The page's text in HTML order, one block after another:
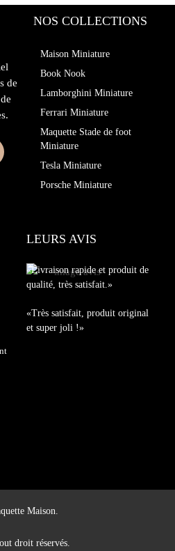
de
NOS COLLECTIONS
Maison Miniature
Book Nook
Lamborghini Miniature
Ferrari Miniature
Maquette Stade de foot
Miniature
Tesla Miniature
Porsche Miniature
LEURS AVIS
«Livraison rapide et produit de
qualité, très satisfait.»
«Très satisfait, produit original
et super joli !»
Maison.
droit réservés.